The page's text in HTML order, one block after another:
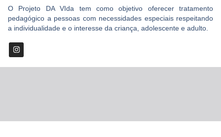
O Projeto DA VIda tem como objetivo oferecer tratamento
pedagógico a pessoas com necessidades especiais respeitando
a individualidade e o interesse da criança, adolescente e adulto.